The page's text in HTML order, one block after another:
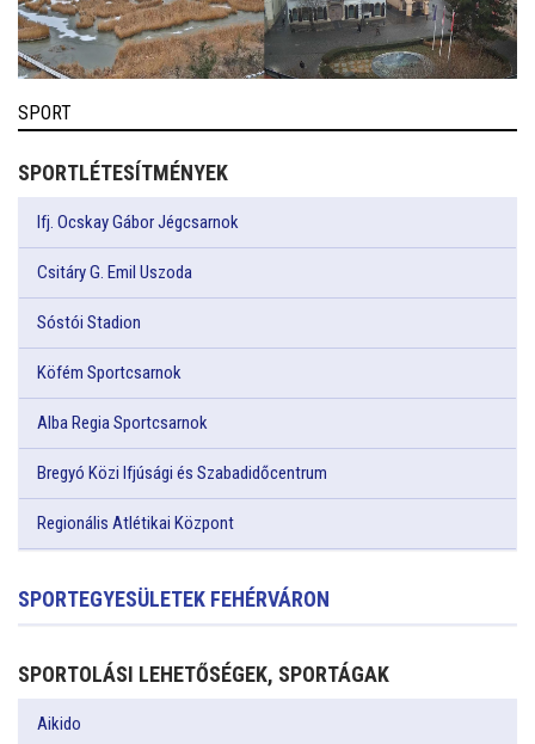
SPORT
SPORTLÉTESÍTMÉNYEK
Ifj. Ocskay Gábor Jégcsarnok
Csitáry G. Emil Uszoda
Sóstói Stadion
Köfém Sportcsarnok
Alba Regia Sportcsarnok
Bregyó Közi Ifjúsági és Szabadidőcentrum
Regionális Atlétikai Központ
SPORTEGYESÜLETEK FEHÉRVÁRON
SPORTOLÁSI LEHETŐSÉGEK, SPORTÁGAK
Aikido